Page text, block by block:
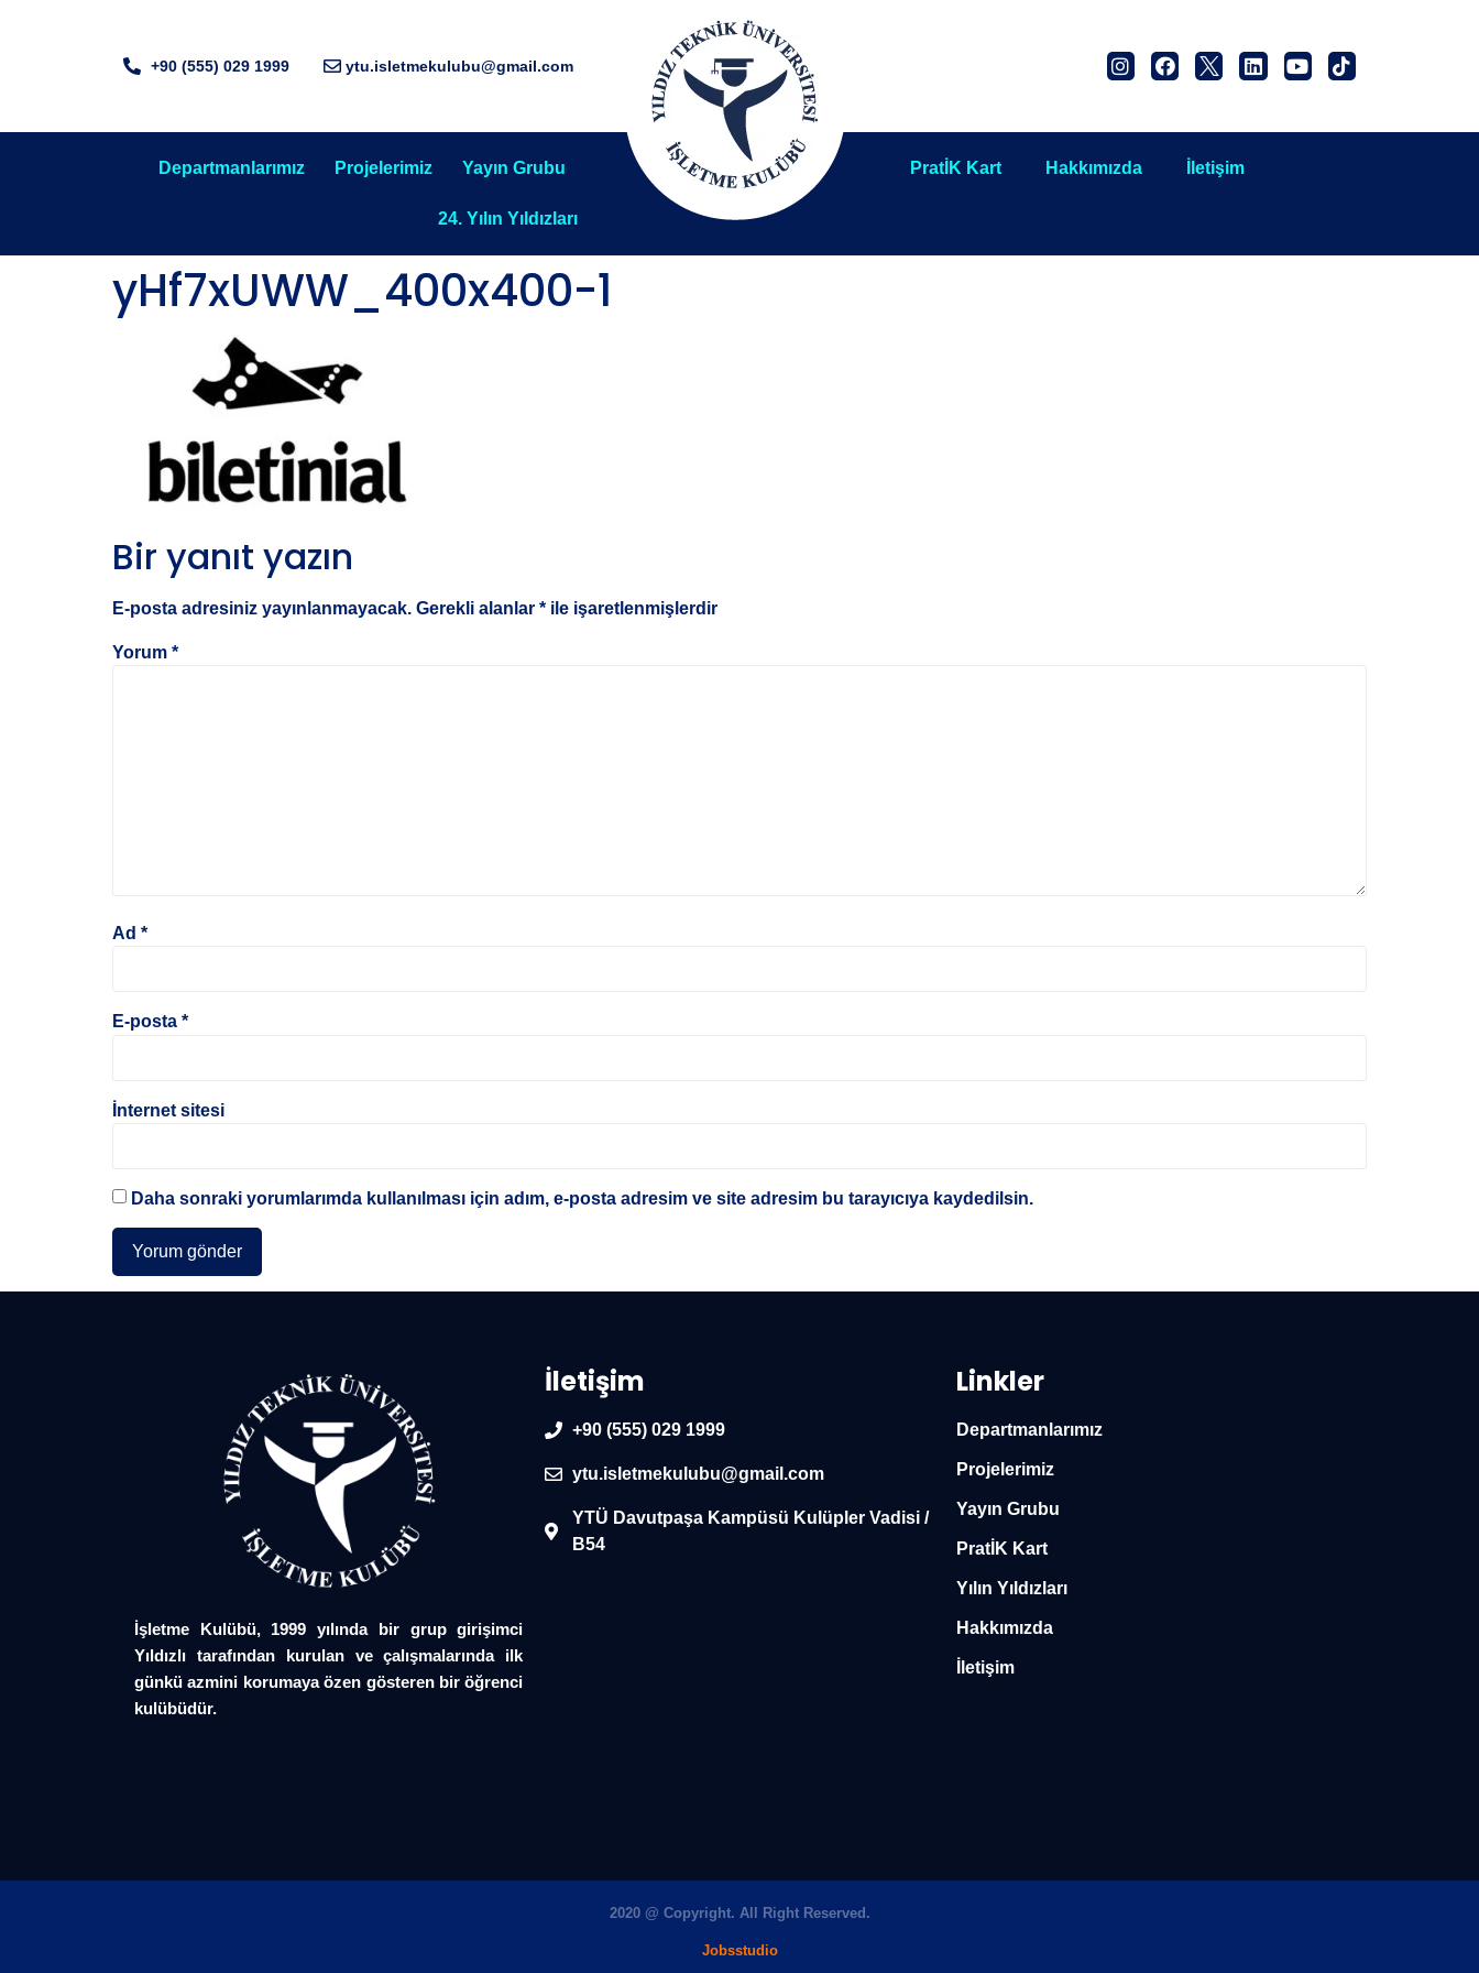
+90 (555) 029 1999 ytu.isletmekulubu@gmail.com
Departmanlarımız Projelerimiz Yayın Grubu
24. Yılın Yıldızları
PratİK Kart Hakkımızda İletişim
yHf7xUWW_400x400-1
Bir yanıt yazın
E-posta adresiniz yayınlanmayacak. Gerekli alanlar * ile işaretlenmişlerdir
Yorum *
Ad *
E-posta *
İnternet sitesi
Daha sonraki yorumlarımda kullanılması için adım, e-posta adresim ve site adresim bu tarayıcıya kaydedilsin.
İşletme Kulübü, 1999 yılında bir grup girişimci
Yıldızlı tarafından kurulan ve çalışmalarında ilk
günkü azmini korumaya özen gösteren bir öğrenci
kulübüdür.
İletişim
+90 (555) 029 1999
ytu.isletmekulubu@gmail.com
YTÜ Davutpaşa Kampüsü Kulüpler Vadisi /
B54
Linkler
Departmanlarımız
Projelerimiz
Yayın Grubu
PratİK Kart
Yılın Yıldızları
Hakkımızda
İletişim
2020 @ Copyright. All Right Reserved.
Jobsstudio